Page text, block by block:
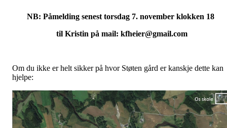
NB: Påmelding senest torsdag 7. november klokken 18
til Kristin på mail: kfheier@gmail.com
Om du ikke er helt sikker på hvor Støten gård er kanskje dette kan
hjelpe: